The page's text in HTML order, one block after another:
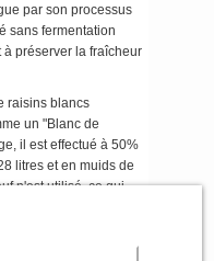
par son processus
sans fermentation
préserver la fraîcheur
raisins blancs
un "Blanc de
il est effectué à 50%
litres et en muids de
n'est utilisé, ce qui
fraîchement
le vieillissement